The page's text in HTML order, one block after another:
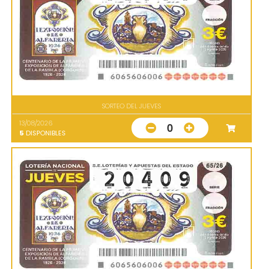
SORTEO DEL JUEVES
13/08/2026
5 DISPONIBLES 0